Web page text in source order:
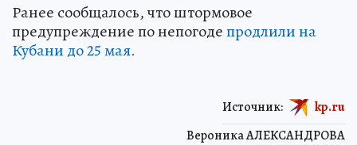
Ранее сообщалось, что штормовое
предупреждение по непогодепродлили на
Кубани до 25 мая.
Вероника АЛЕКСАНДРОВА
Источник: kp.ru